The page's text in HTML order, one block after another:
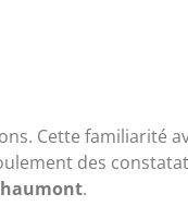
Cette familiarité
des
.